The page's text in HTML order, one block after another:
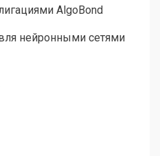
AlgoBond
нейронными сетями